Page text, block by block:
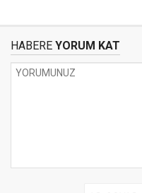
HABERE YORUM KAT